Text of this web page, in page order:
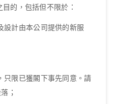
的，包括但不限於：
設計由本公司提供的新服
只限已獲閣下事先同意。請
；